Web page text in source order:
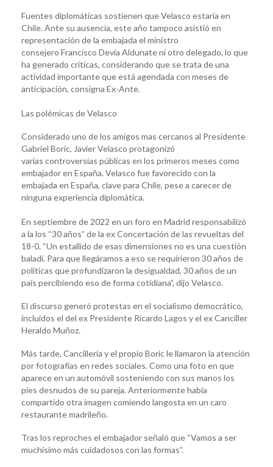
Fuentes diplomáticas sostienen que Velasco estaría en
Chile. Ante su ausencia, este año tampoco asistió en
representación de la embajada el ministro
consejero Francisco Devia Aldunate ni otro delegado, lo que
ha generado críticas, considerando que se trata de una
actividad importante que está agendada con meses de
anticipación, consigna Ex-Ante.
Las polémicas de Velasco
Considerado uno de los amigos mas cercanos al Presidente
Gabriel Boric, Javier Velasco protagonizó
varias controversias públicas en los primeros meses como
embajador en España. Velasco fue favorecido con la
embajada en España, clave para Chile, pese a carecer de
ninguna experiencia diplomática.
En septiembre de 2022 en un foro en Madrid responsabilizó
a la los “30 años” de la ex Concertación de las revueltas del
18-0. “Un estallido de esas dimensiones no es una cuestión
baladí. Para que llegáramos a eso se requirieron 30 años de
políticas que profundizaron la desigualdad, 30 años de un
país percibiendo eso de forma cotidiana”, dijo Velasco.
El discurso generó protestas en el socialismo democrático,
incluidos el del ex Presidente Ricardo Lagos y el ex Canciller
Heraldo Muñoz.
Más tarde, Cancillería y el propio Boric le llamaron la atención
por fotografías en redes sociales. Como una foto en que
aparece en un automóvil sosteniendo con sus manos los
pies desnudos de su pareja. Anteriormente había
compartido otra imagen comiendo langosta en un caro
restaurante madrileño.
Tras los reproches el embajador señaló que “Vamos a ser
muchísimo más cuidadosos con las formas”.